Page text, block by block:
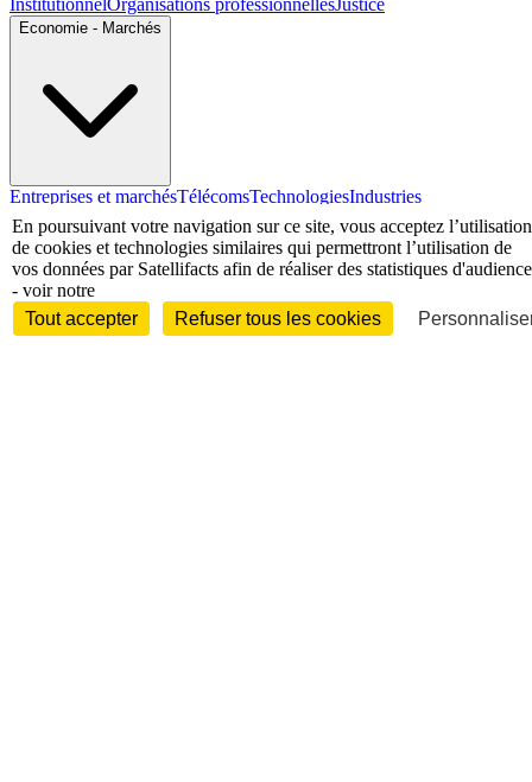
InstitutionnelOrganisations professionnellesJustice
Economie - Marchés
Entreprises et marchésTélécomsTechnologiesIndustries
techniques Diversifications
International
En poursuivant votre navigation sur ce site, vous acceptez l’utilisation
de cookies et technologies similaires qui permettront l’utilisation de
vos données par Satellifacts afin de réaliser des statistiques d'audience
- voir notre
Tout accepter
Refuser tous les cookies